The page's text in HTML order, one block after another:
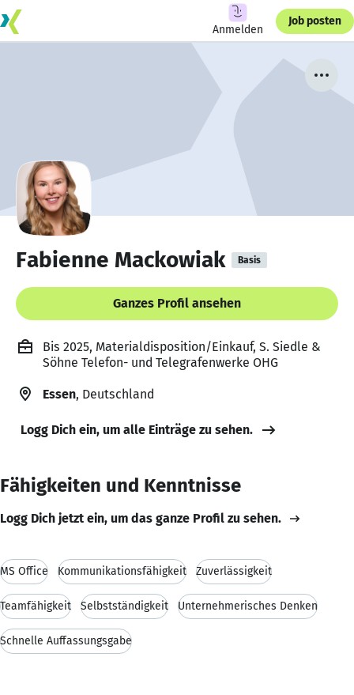
Anmelden
Job posten
Fabienne Mackowiak Basis
Ganzes Profil ansehen
Bis 2025, Materialdisposition/Einkauf, S. Siedle &
Söhne Telefon- und Telegrafenwerke OHG
Essen, Deutschland
Logg Dich ein, um alle Einträge zu sehen.
Fähigkeiten und Kenntnisse
Logg Dich jetzt ein, um das ganze Profil zu sehen.
MS Office Kommunikationsfähigkeit Zuverlässigkeit
Teamfähigkeit Selbstständigkeit Unternehmerisches Denken
Schnelle Auffassungsgabe